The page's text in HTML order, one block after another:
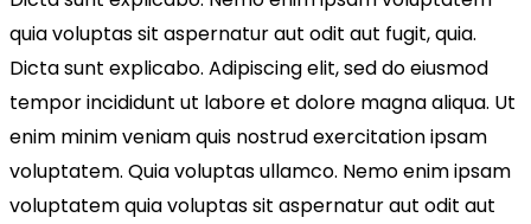
quia voluptas sit aspernatur aut odit aut fugit, quia.
Dicta sunt explicabo. Adipiscing elit, sed do eiusmod
tempor incididunt ut labore et dolore magna aliqua. Ut
enim minim veniam quis nostrud exercitation ipsam
voluptatem. Quia voluptas ullamco. Nemo enim ipsam
voluptatem quia voluptas sit aspernatur aut odit aut